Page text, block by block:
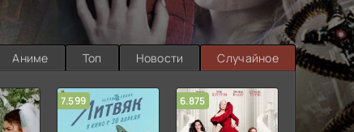
Аниме Топ Новости Случайное
7.599 6.875 6.314